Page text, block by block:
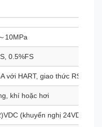
10MPa
0.5%FS
với HART, giao thức RS485
khí hoặc hơi
(khuyến nghị 24VDC)